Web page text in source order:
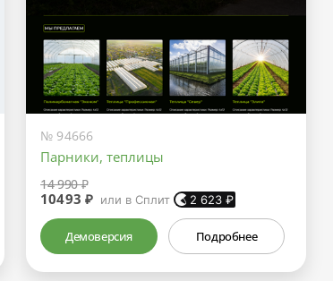
№ 94666
Парники, теплицы
14 990 ₽
10493 ₽ или в Сплит 2 623 ₽
Демоверсия Подробнее